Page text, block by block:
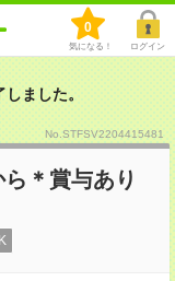
0
気になる！ ログイン
ました。
No.STFSV2204415481
＊賞与あり